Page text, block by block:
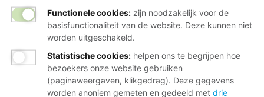
Functionele cookies: zijn noodzakelijk voor de
basisfunctionaliteit van de website. Deze kunnen niet
worden uitgeschakeld.
Statistische cookies: helpen ons te begrijpen hoe
bezoekers onze website gebruiken
(paginaweergaven, klikgedrag). Deze gegevens
worden anoniem gemeten en gedeeld met drie